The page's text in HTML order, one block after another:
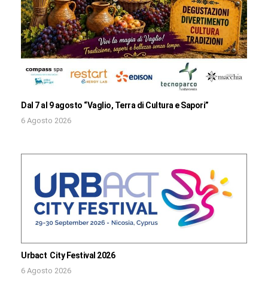
Dal 7 al 9 agosto “Vaglio, Terra di Cultura e Sapori”
6 Agosto 2026
Urbact City Festival 2026
6 Agosto 2026